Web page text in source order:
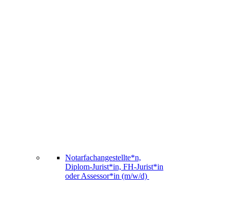
Notarfachangestellte*n,
Diplom-Jurist*in, FH-Jurist*in
oder Assessor*in (m/w/d)